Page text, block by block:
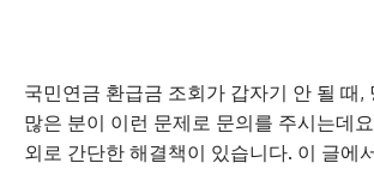
국민연금 환급금 조회가 갑자기 안 될 때,
많은 분이 이런 문제로 문의를 주시는데
외로 간단한 해결책이 있습니다. 이 글에